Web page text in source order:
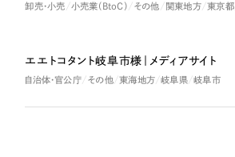
卸売・小売 小売業（BtoC） その他 関東地方 東京都
エエトコタント岐阜市様｜メディアサイト
自治体・官公庁 その他 東海地方 岐阜県 岐阜市